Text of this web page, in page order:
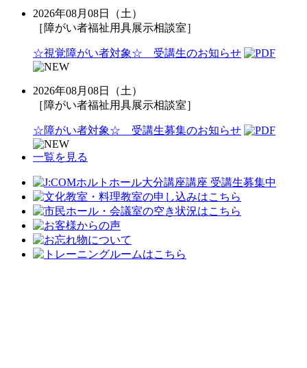
2026年08月08日（土）
［障がい者福祉用具展示相談室］
☆視覚障がい者対象☆ 受講生のお知らせ
2026年08月08日（土）
［障がい者福祉用具展示相談室］
☆障がい者対象☆ 受講生募集のお知らせ
一覧を見る